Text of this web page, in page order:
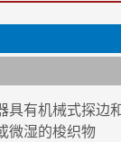
具有机械式探边
微湿的梭织物